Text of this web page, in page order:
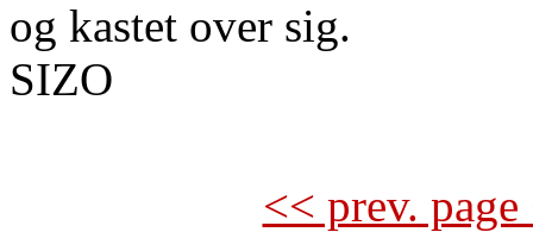
og kastet over sig.
SIZO
<< prev.